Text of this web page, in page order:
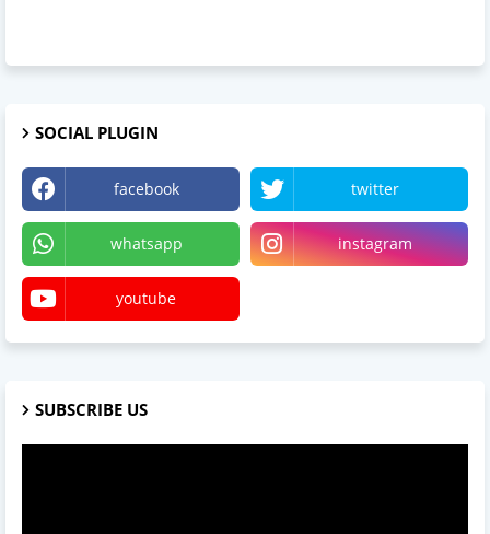
SOCIAL PLUGIN
facebook twitter
whatsapp instagram
youtube
SUBSCRIBE US